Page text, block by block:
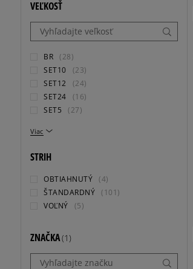
VEĽKOSŤ
Viac
BR (28)
SET10
(23)
SET12
(24)
SET24
(16)
SET5
(27)
STRIH
OBTIAHNUTÝ (4)
ŠTANDARDNÝ (101)
VOĽNÝ
(5)
ZNAČKA(1)